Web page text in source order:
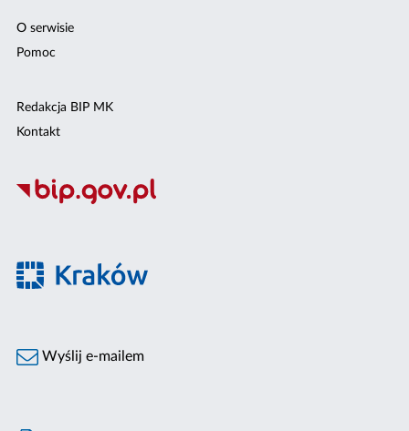
O serwisie
Pomoc
Redakcja BIP MK
Kontakt
Wyślij e-mailem